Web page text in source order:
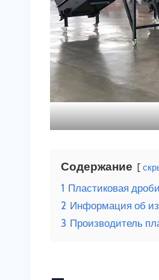
Содержание
1 Пластиковая
2 Информация об
3 Производитель